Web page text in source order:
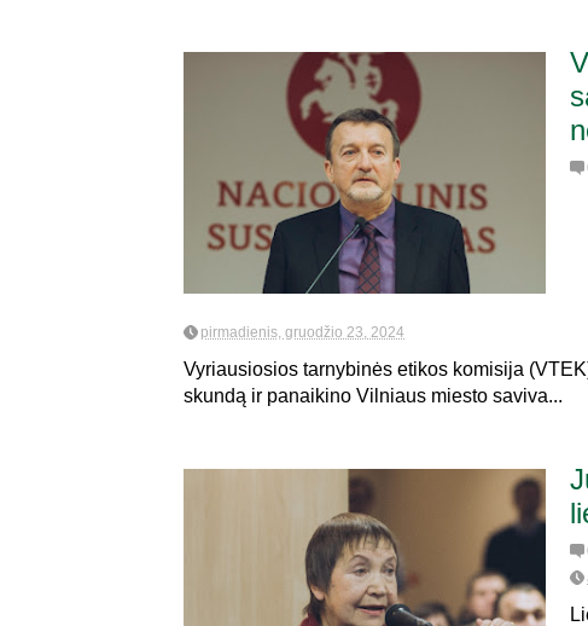
pirmadienis, gruodžio 23, 2024
Vyriausiosios tarnybinės etikos komisija
skundą ir panaikino Vilniaus miesto saviva...